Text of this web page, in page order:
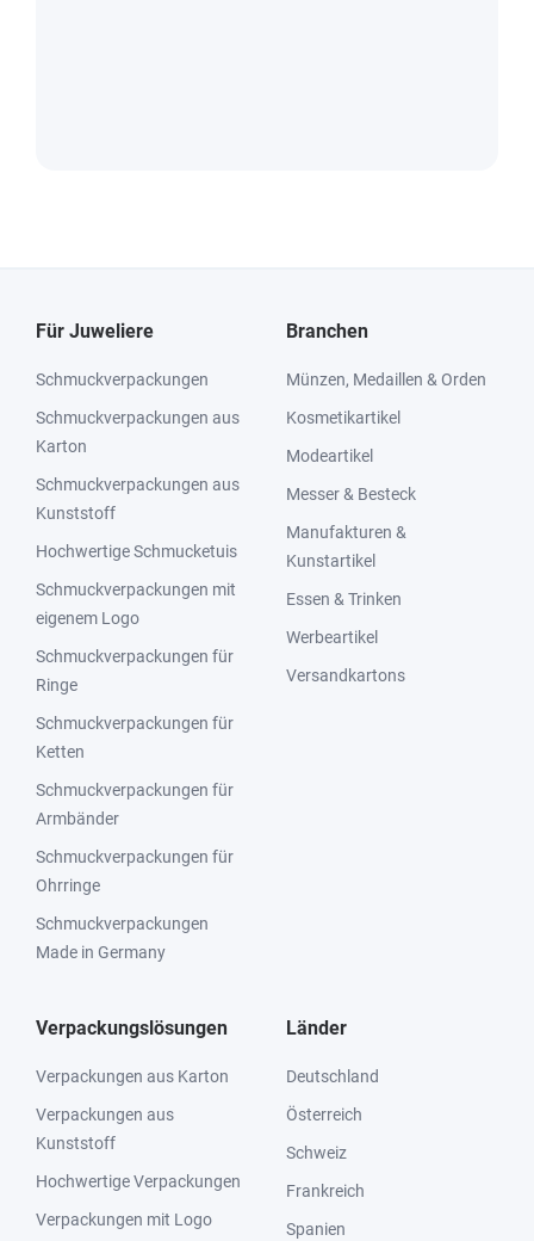
Für Juweliere
Schmuckverpackungen
Schmuckverpackungen aus
Karton
Schmuckverpackungen aus
Kunststoff
Hochwertige Schmucketuis
Schmuckverpackungen mit
eigenem Logo
Schmuckverpackungen für
Ringe
Schmuckverpackungen für
Ketten
Schmuckverpackungen für
Armbänder
Schmuckverpackungen für
Ohrringe
Schmuckverpackungen
Made in Germany
Branchen
Münzen, Medaillen & Orden
Kosmetikartikel
Modeartikel
Messer & Besteck
Manufakturen &
Kunstartikel
Essen & Trinken
Werbeartikel
Versandkartons
Verpackungslösungen
Verpackungen aus Karton
Verpackungen aus
Kunststoff
Hochwertige Verpackungen
Verpackungen mit Logo
Länder
Deutschland
Österreich
Schweiz
Frankreich
Spanien